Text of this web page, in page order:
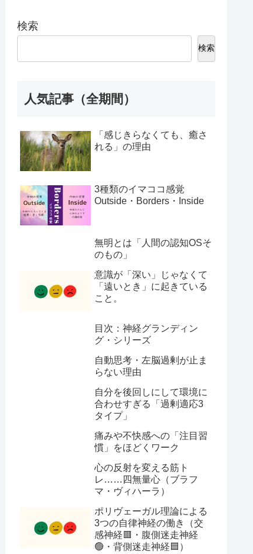
検索
検索
人気記事（全期間）
「感じきらなくても、癒さ
れる」の理由
3種類のイマココ感覚
Outside・Borders・Inside
無明とは「人間の認知OSそ
のもの」
意識が「深い」じゃなくて
「遠いとき」に起きている
こと。
目次：神経グランディン
グ・シリーズ
自動思考・左脳過剰が止ま
らない理由
自分を後回しにして環境に
合わせすぎる「過剰適応3
タイプ」
痛みや不快感への「注目習
慣」をほどくワーク
心の反射を変える筋ト
レ……四無量心（ブラフ
マ・ヴィハーラ）
ポリヴェーガル理論による
3つの自律神経の働き（交
感神経🟥・腹側迷走神経
🟢・背側迷走神経🟦）